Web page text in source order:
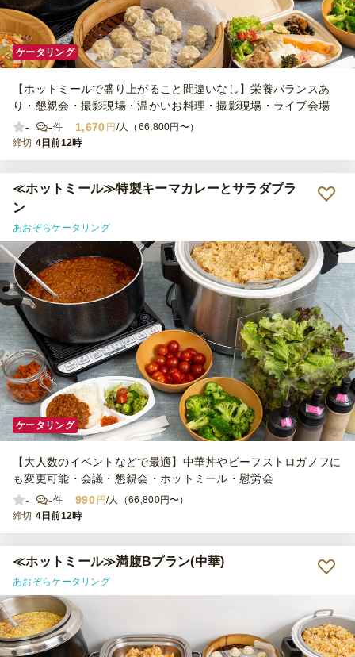
ケータリング
【ホットミールで盛り上がること間違いなし】栄養バランスあ
り・懇親会・撮影現場・温かいお料理・撮影現場・ライブ会場
-
-件 1,670 円 /人（66,800円〜）
締切 4日前12時
≪ホットミール≫特製キーマカレーとサラダプラ
ン
あおぞらケータリング
ケータリング
【大人数のイベントなどで最適】中華丼やビーフストロガノフに
も変更可能・会議・懇親会・ホットミール・慰労会
-
-件 990 円/人（66,800円〜）
締切 4日前12時
≪ホットミール≫満腹Bプラン(中華)
あおぞらケータリング